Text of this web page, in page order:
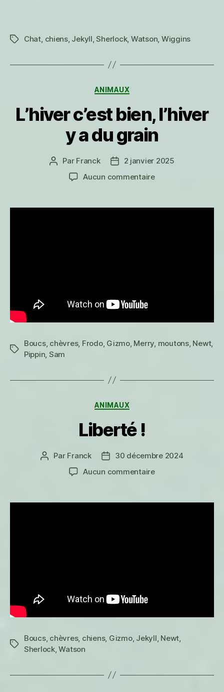
Étiquettes
Chat chiens, Jekyll ,Sherlock, Watson Wiggins
Catégories
ANIMAUX
L’hiver c’est bien, l’hiver
y a du grain
Auteur
l’article
Par Franck
Date2 janvier 2025
Aucun commentairesur
bien,
Étiquettes
Boucs, chèvres, Frodo, Gizmo, Merry moutons, Newt,
Pippin Sam
Catégories
ANIMAUX
Liberté !
Auteur
Par Franck
Date30 décembre 2024
Aucun commentairesur
Étiquettes
Boucs, chèvres, chiens, Gizmo, Jekyll Newt
Sherlock,Watson